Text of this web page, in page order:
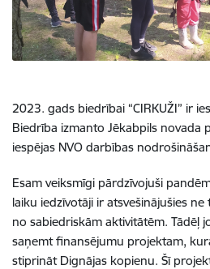
2023. gads biedrībai “CIRKUŽI” ir
Biedrība izmanto Jēkabpils novada
iespējas NVO darbības
Esam veiksmīgi pārdzīvojuši
laiku iedzīvotāji ir atsvešinājušies
no sabiedriskām aktivitātēm. Tādēļ
saņemt finansējumu projektam,
stiprināt Dignājas kopienu. Šī